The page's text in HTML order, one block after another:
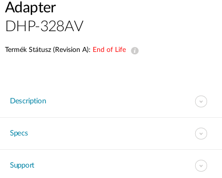
Adapter
DHP-328AV
Termék Státusz (Revision A): End of Life
Description
Specs
Support